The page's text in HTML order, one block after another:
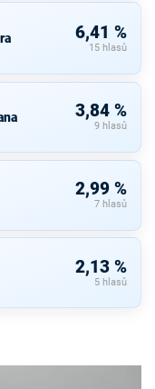
6,41 %
15 hlasů
3,84 %
9 hlasů
2,99 %
7 hlasů
2,13 %
5 hlasů